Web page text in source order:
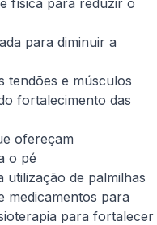
física para reduzir o
para diminuir a
tendões e músculos
fortalecimento das
ofereçam
o pé
utilização de palmilhas
medicamentos para
para fortalecer